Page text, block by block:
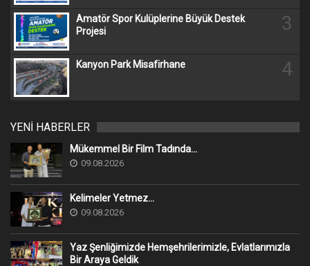
Amatör Spor Kulüplerine Büyük Destek
Projesi
3
Kanyon Park Misafirhane 4
YENİ HABERLER
Mükemmel Bir Film Tadında...
09.08.2026
Kelimeler Yetmez...
09.08.2026
Yaz Şenliğimizde Hemşehrilerimizle, Evlatlarımızla
Bir Araya Geldik